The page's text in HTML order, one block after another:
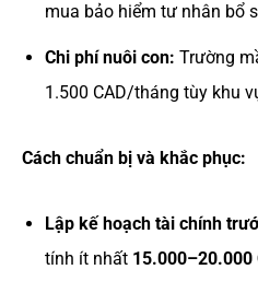
mua bảo hiểm tư nhân bổ
Chi phí nuôi con: Trường
1.500 CAD/tháng tùy khu
Cách chuẩn bị và khắc phục:
Lập kế hoạch tài chính
tính ít nhất